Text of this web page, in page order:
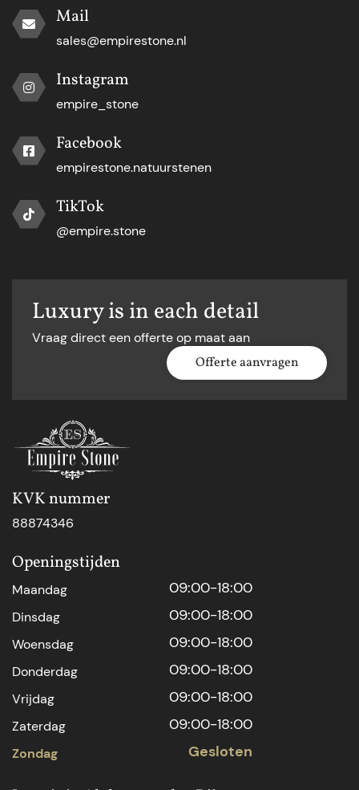
Mail
sales@empirestone.nl
Instagram
empire_stone
Facebook
empirestone.natuurstenen
TikTok
@empire.stone
Luxury is in each detail
Vraag direct een offerte op maat aan
Offerte aanvragen
KVK nummer
88874346
Openingstijden
Maandag 09:00-18:00
Dinsdag 09:00-18:00
Woensdag 09:00-18:00
Donderdag 09:00-18:00
Vrijdag 09:00-18:00
Zaterdag 09:00-18:00
Zondag Gesloten